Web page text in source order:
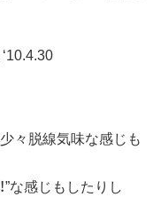
‘10.4.30
々脱線気味な感じも
”な感じもしたりし